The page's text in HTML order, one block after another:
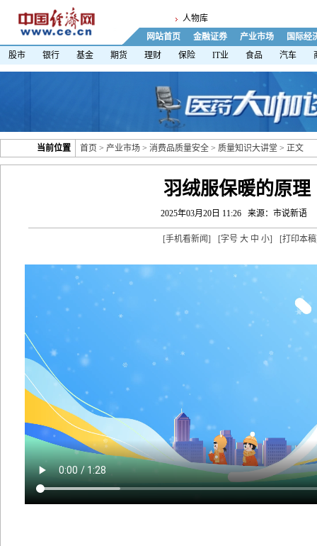
人物库
网站首页
金融证券 产业市场
国际经
股市
银行 基金 期货 理财 保险 IT业 食品 汽车
当前位置 首页 > 产业市场 > 消费品质量安全 > 质量知识大讲堂 > 正文
羽绒服保暖的原理
2025年03月20日 11:26 来源：市说新语
[手机看新闻] [字号 大 中 小] [打印本稿